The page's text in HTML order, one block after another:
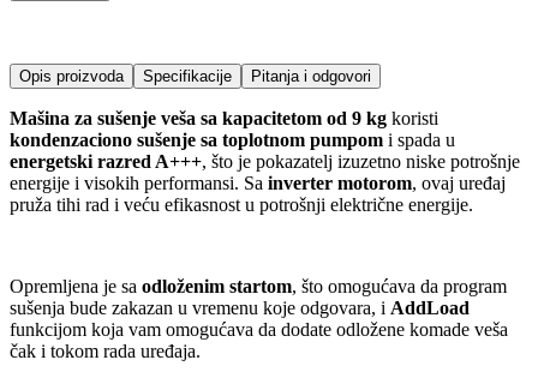
Opis proizvoda Specifikacije Pitanja i odgovori
Mašina za sušenje veša sa kapacitetom od 9 kg koristi
kondenzaciono sušenje sa toplotnom pumpom i spada u
energetski razred A+++, što je pokazatelj izuzetno niske potrošnje
energije i visokih performansi. Sa inverter motorom, ovaj uređaj
pruža tihi rad i veću efikasnost u potrošnji električne energije.
Opremljena je sa odloženim startom, što omogućava da program
sušenja bude zakazan u vremenu koje odgovara, i AddLoad
funkcijom koja vam omogućava da dodate odložene komade veša
čak i tokom rada uređaja.